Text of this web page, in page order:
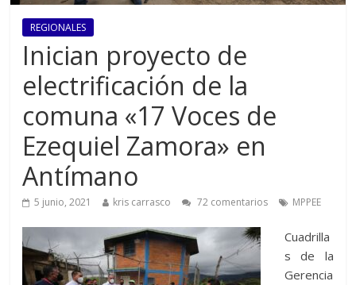
REGIONALES
Inician proyecto de
electrificación de la
comuna «17 Voces de
Ezequiel Zamora» en
Antímano
5 junio, 2021 kris carrasco 72 comentarios MPPEE
Cuadrilla
s de la
Gerencia